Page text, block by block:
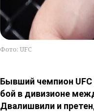
Фото: UFC
Бывший чемпион
бой в дивизионе
Двалишвили и